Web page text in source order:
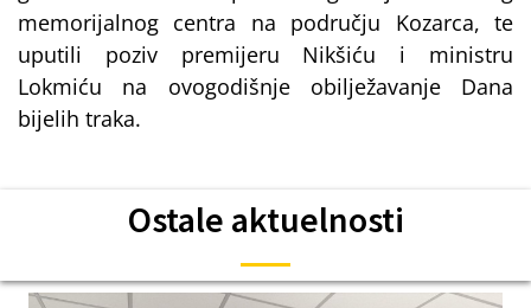
memorijalnog centra na području Kozarca, te
uputili poziv premijeru Nikšiću i ministru
Lokmiću na ovogodišnje obilježavanje Dana
bijelih traka.
Ostale aktuelnosti